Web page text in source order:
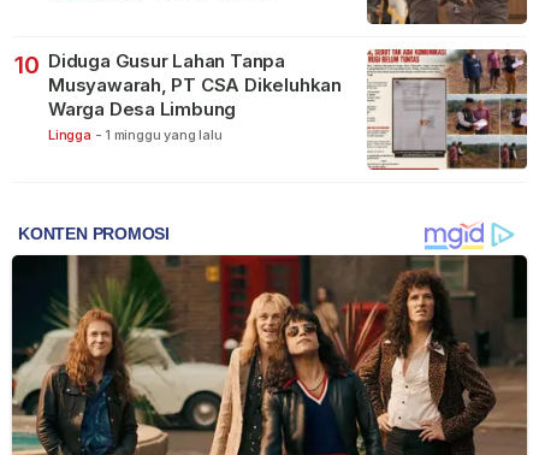
10 Diduga Gusur Lahan Tanpa
Musyawarah, PT CSA Dikeluhkan
Warga Desa Limbung
Lingga - 1 minggu yang lalu